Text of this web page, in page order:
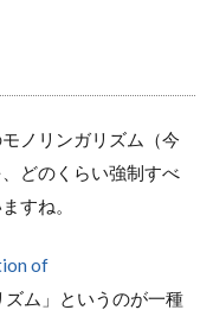
ノリンガリズム（今
どのくらい強制すべ
すね。
of
ズム」というのが一種